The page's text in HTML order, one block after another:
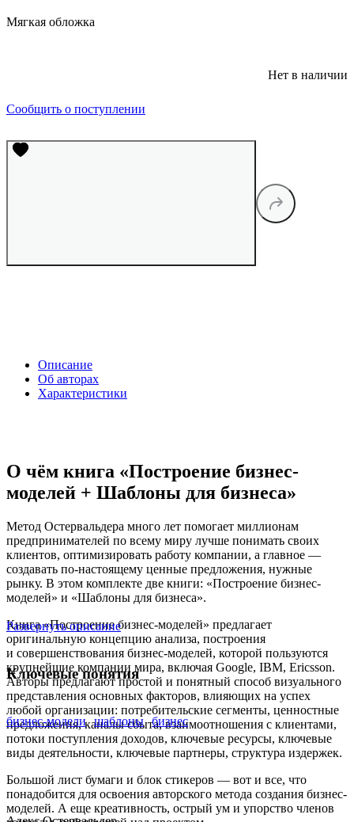
Мягкая обложка
Нет в наличии
Сообщить о поступлении
Описание
Об авторах
Характеристики
О чём книга «Построение бизнес-
моделей + Шаблоны для бизнеса»
Метод Остервальдера много лет помогает миллионам
предпринимателей по всему миру лучше понимать своих
клиентов, оптимизировать работу компании, а главное —
создавать по‑настоящему ценные предложения, нужные
рынку. В этом комплекте две книги: «Построение бизнес-
моделей» и «Шаблоны для бизнеса».
Книга «Построение бизнес-моделей» предлагает
оригинальную концепцию анализа, построения
и совершенствования бизнес-моделей, которой пользуются
крупнейшие компании мира, включая Google, IBM, Ericsson.
Авторы предлагают простой и понятный способ визуального
представления основных факторов, влияющих на успех
любой организации: потребительские сегменты, ценностные
предложения, каналы сбыта, взаимоотношения с клиентами,
потоки поступления доходов, ключевые ресурсы, ключевые
виды деятельности, ключевые партнеры, структура издержек.
Большой лист бумаги и блок стикеров — вот и все, что
понадобится для освоения авторского метода создания бизнес-
моделей. А еще креативность, острый ум и упорство членов
Развернуть описание
Ключевые понятия
бизнес-модели шаблоны бизнес